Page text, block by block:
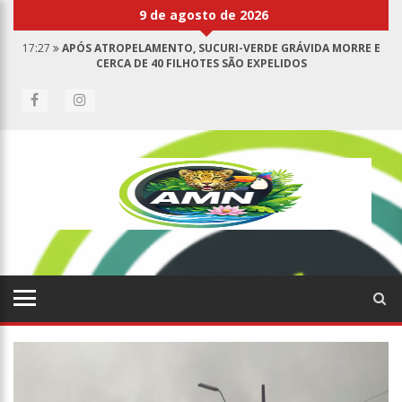
9 de agosto de 2026
17:27
APÓS ATROPELAMENTO, SUCURI-VERDE GRÁVIDA MORRE E
CERCA DE 40 FILHOTES SÃO EXPELIDOS
17:00
HARAS NILTON LINS JÁ REGISTRA 9 MORTES DE CAVALOS POR
SAIBA QUEM É MAZINHO DA ECOBARREIRA, CANDIDATO A
VEREADOR DE MANAUS (VÍDEO)
CONSUMIDORES DENUNCIAM FALTA DE PREÇOS EM PRODUTOS E
ATÉ MAU CHEIRO EM FREEZER DE SUPERMERCADO NA CIDADE NOVA
JUSTIÇA PROÍBE EX-PREFEITO DE CHEGAR PERTO DE PREFEITA DE
NHAMUNDÁ, NO AM
15:01 CARRO ENVOLVIDO EM ACIDENTE FATAL PERTENCIA A WANDERLEY
13:43 WILSON LIMA ENTREGA 68 NOVAS VIATURAS E MAIS DE 4 MIL
FATAIS EM MANAUS